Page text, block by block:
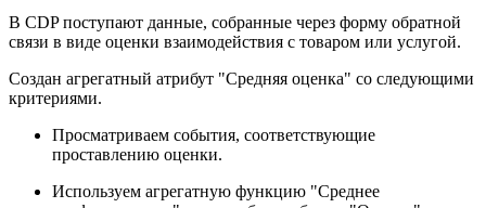
В CDP поступают данные, собранные через форму обратной
связи в виде оценки взаимодействия с товаром или услугой.
Создан агрегатный атрибут "Средняя оценка" со следующими
критериями.
Просматриваем события, соответствующие
проставлению оценки.
Используем агрегатную функцию "Среднее